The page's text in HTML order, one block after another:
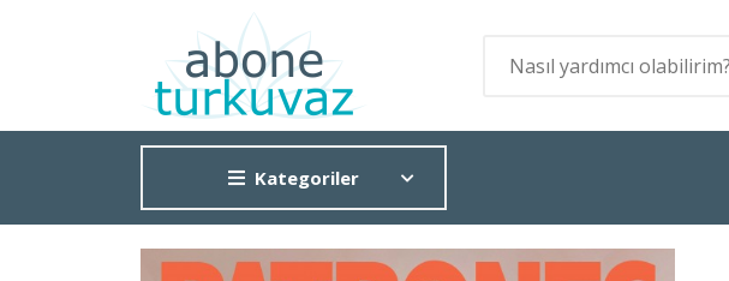
Kategoriler